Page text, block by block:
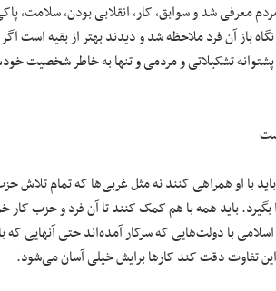
معرفی شد و سوابق، کار، انقلابی بودن، سلامت،
باز آن فرد ملاحظه شد و دیدند بهتر از بقیه است اگر
پشتوانه تشکیلاتی و مردمی و تنها به خاطر شخصیت
با او همراهی کنند نه مثل غربی‌ها که تمام تلاش
باید همه با هم کمک کنند تا آن فرد و حزب کار
با دولت‌هایی که سرکار آمده‌اند حتی آنهایی که
تفاوت دقت کند کارها برایش خیلی آسان می‌شود.